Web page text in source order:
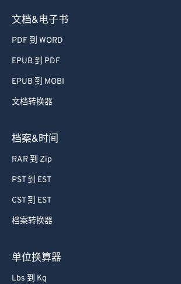
文档&电子书
PDF 到 WORD
EPUB 到 PDF
EPUB 到 MOBI
文档转换器
档案&时间
RAR 到 Zip
PST 到 EST
CST 到 EST
档案转换器
单位换算器
Lbs 到 Kg